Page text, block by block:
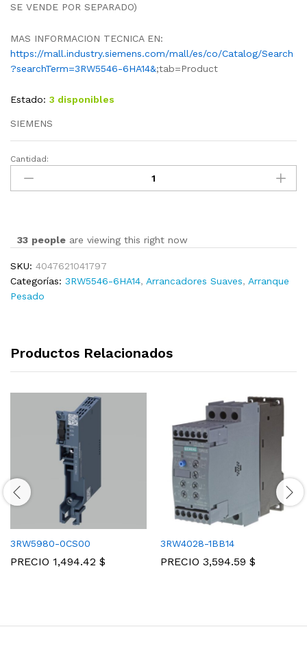
SE VENDE POR SEPARADO)
MAS INFORMACION TECNICA EN:
https://mall.industry.siemens.com/mall/es/co/Catalog/Search
?searchTerm=3RW5546-6HA14&;tab=Product
Estado: 3 disponibles
SIEMENS
3RW5546-
6HA14
cantidad
Cantidad:
33 people are viewing this right now
SKU: 4047621041797
Categorías: 3RW5546-6HA14, Arrancadores Suaves, Arranque
Pesado
Productos Relacionados
3RW5980-0CS00
PRECIO 1,494.42 $
3RW4028-1BB14
PRECIO 3,594.59 $